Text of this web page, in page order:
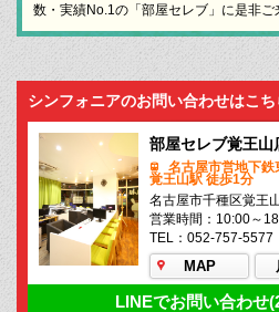
数・実績No.1の「部屋セレブ」に是非ご
シンフォニアのお問い合わせはこち
部屋セレブ覚王山
名古屋市営地下鉄
覚王山駅 徒歩1分
名古屋市千種区覚王
営業時間：10:00～
TEL：052-757-
MAP
LINEでお問い合わせ